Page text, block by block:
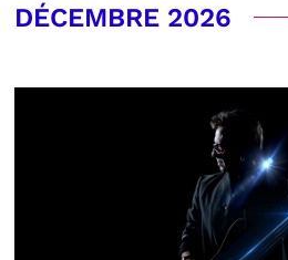
DÉCEMBRE 2026